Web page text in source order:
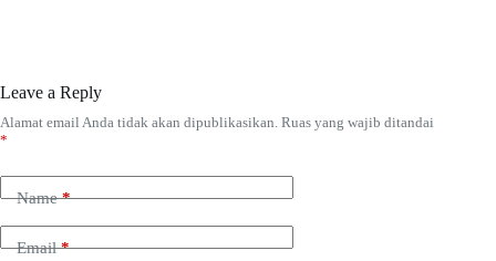
Leave a Reply
Alamat email Anda tidak akan dipublikasikan. Ruas yang wajib ditandai
*
Name*
Email*